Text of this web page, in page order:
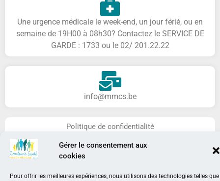
Gérer le consentement aux
cookies
Pour offrir les meilleures expériences, nous utilisons des technologies telles que
Une urgence médicale le week-end, un jour férié, ou en
semaine de 19H00 à 08h30? Contactez le SERVICE DE
GARDE : 1733 ou le 02/ 201.22.22
info@mmcs.be
Politique de confidentialité
Agréée par la COCOF​